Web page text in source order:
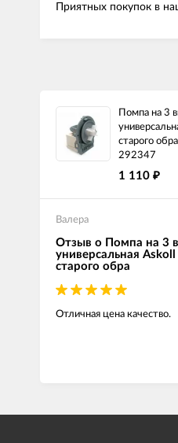
Приятных покупок в
Помпа на 3
старого
292347
1 110 ₽
Валера
Отзыв о Помпа на 3
универсальная
старого обра
Отличная цена качество.